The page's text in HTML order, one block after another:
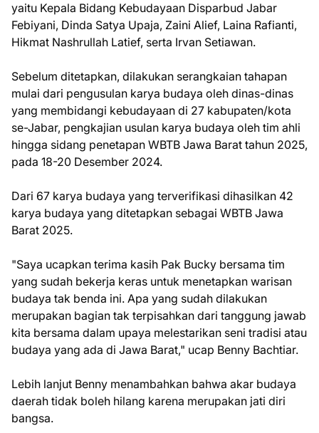
yaitu Kepala Bidang Kebudayaan Disparbud Jabar
Febiyani, Dinda Satya Upaja, Zaini Alief, Laina Rafianti,
Hikmat Nashrullah Latief, serta Irvan Setiawan.
Sebelum ditetapkan, dilakukan serangkaian tahapan
mulai dari pengusulan karya budaya oleh dinas-dinas
yang membidangi kebudayaan di 27 kabupaten/kota
se-Jabar, pengkajian usulan karya budaya oleh tim ahli
hingga sidang penetapan WBTB Jawa Barat tahun 2025,
pada 18-20 Desember 2024.
Dari 67 karya budaya yang terverifikasi dihasilkan 42
karya budaya yang ditetapkan sebagai WBTB Jawa
Barat 2025.
"Saya ucapkan terima kasih Pak Bucky bersama tim
yang sudah bekerja keras untuk menetapkan warisan
budaya tak benda ini. Apa yang sudah dilakukan
merupakan bagian tak terpisahkan dari tanggung jawab
kita bersama dalam upaya melestarikan seni tradisi atau
budaya yang ada di Jawa Barat," ucap Benny Bachtiar.
Lebih lanjut Benny menambahkan bahwa akar budaya
daerah tidak boleh hilang karena merupakan jati diri
bangsa.